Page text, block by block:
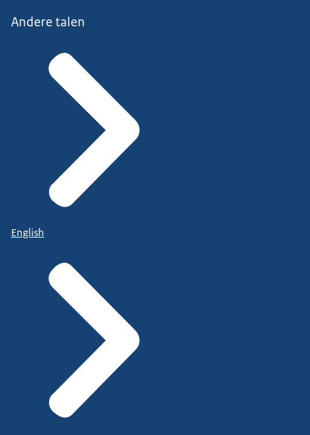
Andere talen
English